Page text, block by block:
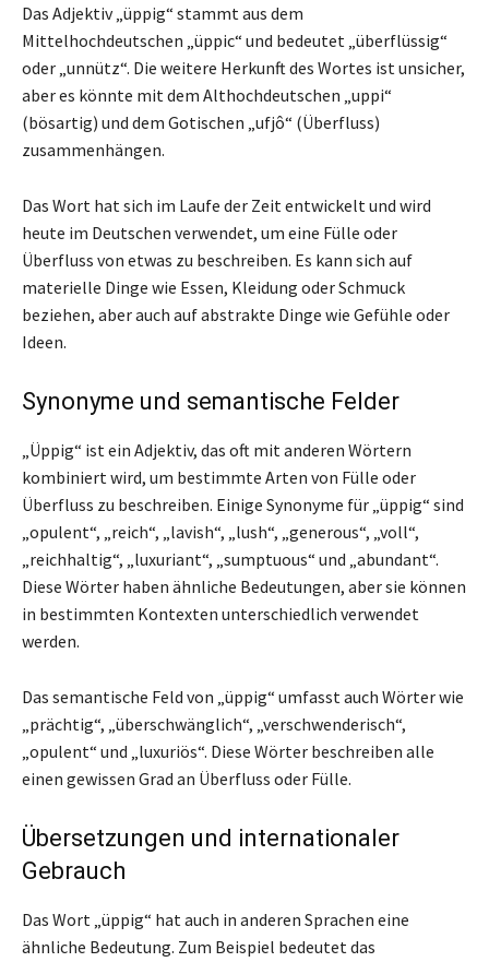
Das Adjektiv „üppig“ stammt aus dem
Mittelhochdeutschen „üppic“ und bedeutet „überflüssig“
oder „unnütz“. Die weitere Herkunft des Wortes ist unsicher,
aber es könnte mit dem Althochdeutschen „uppi“
(bösartig) und dem Gotischen „ufjô“ (Überfluss)
zusammenhängen.
Das Wort hat sich im Laufe der Zeit entwickelt und wird
heute im Deutschen verwendet, um eine Fülle oder
Überfluss von etwas zu beschreiben. Es kann sich auf
materielle Dinge wie Essen, Kleidung oder Schmuck
beziehen, aber auch auf abstrakte Dinge wie Gefühle oder
Ideen.
Synonyme und semantische Felder
„Üppig“ ist ein Adjektiv, das oft mit anderen Wörtern
kombiniert wird, um bestimmte Arten von Fülle oder
Überfluss zu beschreiben. Einige Synonyme für „üppig“ sind
„opulent“, „reich“, „lavish“, „lush“, „generous“, „voll“,
„reichhaltig“, „luxuriant“, „sumptuous“ und „abundant“.
Diese Wörter haben ähnliche Bedeutungen, aber sie können
in bestimmten Kontexten unterschiedlich verwendet
werden.
Das semantische Feld von „üppig“ umfasst auch Wörter wie
„prächtig“, „überschwänglich“, „verschwenderisch“,
„opulent“ und „luxuriös“. Diese Wörter beschreiben alle
einen gewissen Grad an Überfluss oder Fülle.
Übersetzungen und internationaler
Gebrauch
Das Wort „üppig“ hat auch in anderen Sprachen eine
ähnliche Bedeutung. Zum Beispiel bedeutet das